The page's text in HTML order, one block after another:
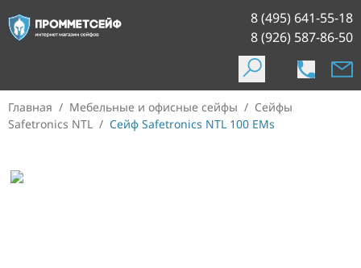
8 (495) 641-55-18
8 (926) 587-86-50
Главная / Мебельные и офисные сейфы / Сейфы
Safetronics NTL / Сейф Safetronics NTL 100 EMs